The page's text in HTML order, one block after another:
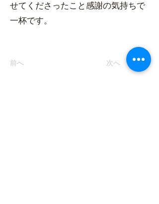
せてくださったこと感謝の気持ちで
一杯です。
前へ 次へ